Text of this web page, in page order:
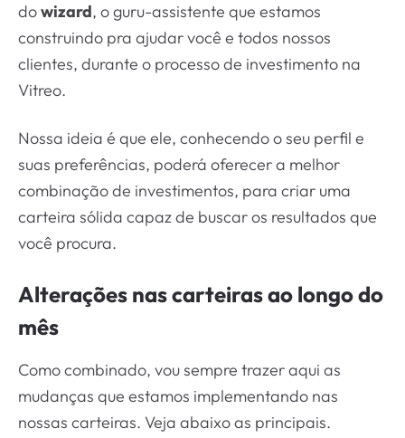
dowizard, o guru-assistente que estamos
construindo pra ajudar você e todos nossos
clientes, durante o processo de investimento na
Vitreo.
Nossa ideia é que ele, conhecendo o seu perfil e
suas preferências, poderá oferecer a melhor
combinação de investimentos, para criar uma
carteira sólida capaz de buscar os resultados que
você procura.
Alterações nas carteiras ao longo do
mês
Como combinado, vou sempre trazer aqui as
mudanças que estamos implementando nas
nossas carteiras. Veja abaixo as principais.